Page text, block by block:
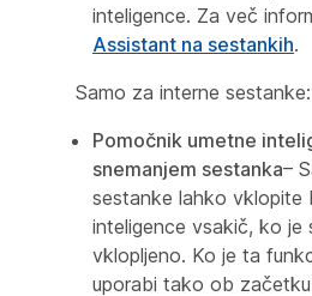
inteligence. Za več
Assistant na sestankih.
Samo za interne sestanke:
Pomočnik umetne
snemanjem sestanka–
sestanke lahko vklopite
inteligence vsakič, ko je
vklopljeno. Ko je ta
uporabi tako ob